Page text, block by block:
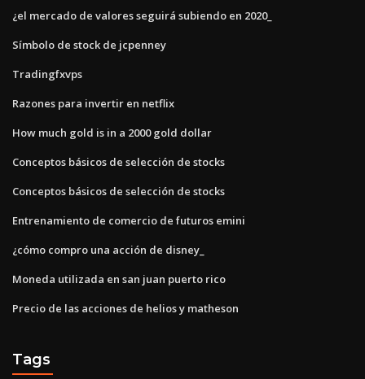
¿el mercado de valores seguirá subiendo en 2020_
Símbolo de stock de jcpenney
Tradingfxvps
Razones para invertir en netflix
How much gold is in a 2000 gold dollar
Conceptos básicos de selección de stocks
Conceptos básicos de selección de stocks
Entrenamiento de comercio de futuros emini
¿cómo compro una acción de disney_
Moneda utilizada en san juan puerto rico
Precio de las acciones de helios y matheson
Tags